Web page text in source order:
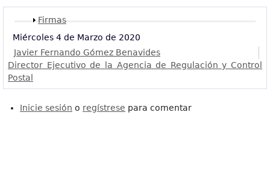
Mostrar
Firmas
Miércoles 4 de Marzo de 2020
Javier Fernando Gómez Benavides
Director Ejecutivo de la Agencia de Regulación y Control
Postal
Inicie sesión o regístrese para comentar